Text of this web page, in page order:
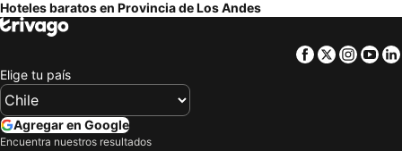
Hoteles baratos en Provincia de Los Andes
Facebook
Twitter
Elige tu país
Agregar en Google
Encuentra nuestros resultados